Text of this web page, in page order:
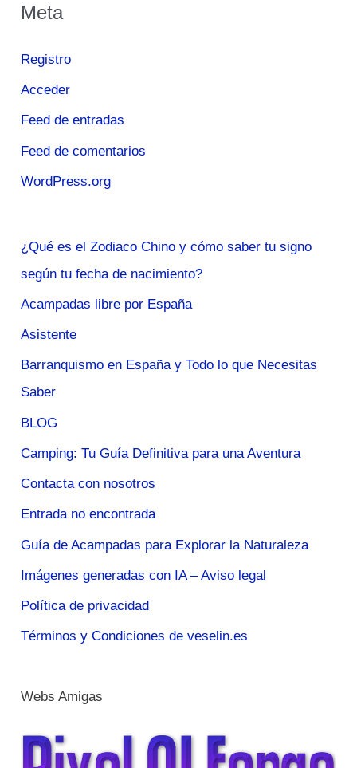
Meta
Registro
Acceder
Feed de entradas
Feed de comentarios
WordPress.org
¿Qué es el Zodiaco Chino y cómo saber tu signo
según tu fecha de nacimiento?
Acampadas libre por España
Asistente
Barranquismo en España y Todo lo que Necesitas
Saber
BLOG
Camping: Tu Guía Definitiva para una Aventura
Contacta con nosotros
Entrada no encontrada
Guía de Acampadas para Explorar la Naturaleza
Imágenes generadas con IA – Aviso legal
Política de privacidad
Términos y Condiciones de veselin.es
Webs Amigas